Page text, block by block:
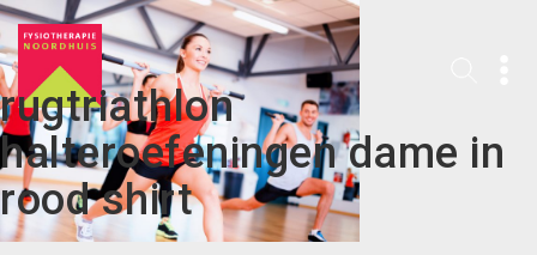
rugtriathlon
halteroefeningen dame in
rood shirt